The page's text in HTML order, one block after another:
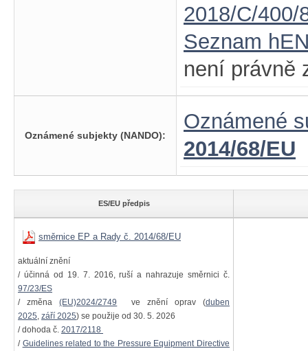
2018/C/400/
Seznam
není právně
Oznámené subjekty (NANDO):
Oznámené
2014/68/EU
ES/EU předpis
směrnice EP a Rady č. 2014/68/EU
aktuální znění
/ účinná od 19. 7. 2016, ruší a nahrazuje směrnici č.
97/23/ES
/ změna(EU)2024/2749 ve znění oprav (duben
2025, září 2025) se použije od 30. 5. 2026
/ dohoda č. 2017/2118
/ Guidelines related to the Pressure Equipment Directive